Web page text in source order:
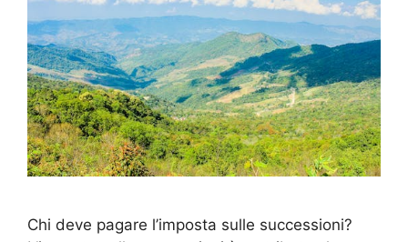
Chi deve pagare l’imposta sulle successioni?